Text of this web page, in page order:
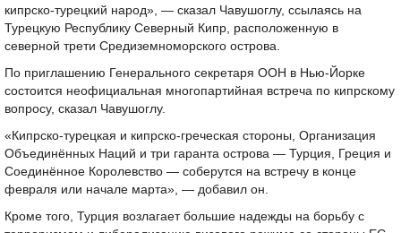
кипрско-турецкий народ», — сказал Чавушоглу, ссылаясь на
Турецкую Республику Северный Кипр, расположенную в
северной трети Средиземноморского острова.
По приглашению Генерального секретаря ООН в Нью-Йорке
состоится неофициальная многопартийная встреча по кипрскому
вопросу, сказал Чавушоглу.
«Кипрско-турецкая и кипрско-греческая стороны, Организация
Объединённых Наций и три гаранта острова — Турция, Греция и
Соединённое Королевство — соберутся на встречу в конце
февраля или начале марта», — добавил он.
Кроме того, Турция возлагает большие надежды на борьбу с